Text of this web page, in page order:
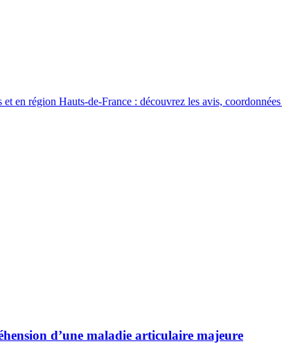
en région Hauts-de-France : découvrez les avis,
d’une maladie articulaire majeure